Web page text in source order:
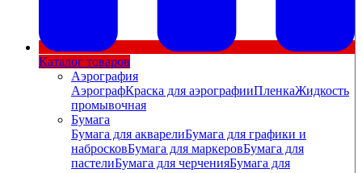
Каталог товаров
Аэрография
АэрографКраска для аэрографииПленкаЖидкость
промывочная
Бумага
Бумага для акварелиБумага для графики и
набросковБумага для маркеровБумага для
пастелиБумага для черченияБумага для